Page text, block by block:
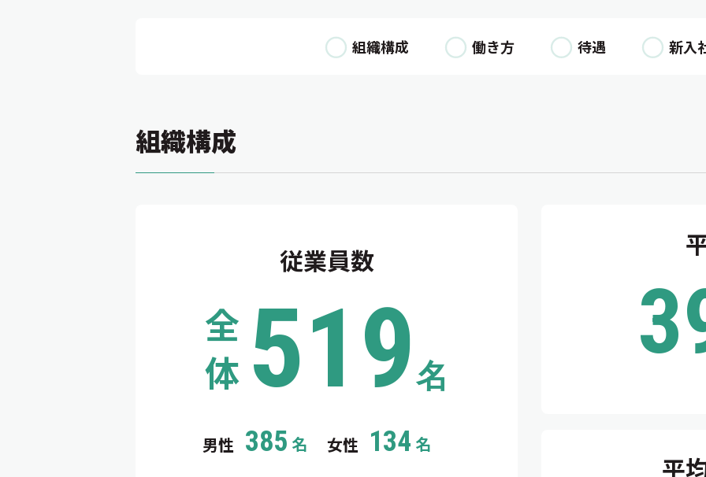
組織構成 働き方 待遇 新入
組織構成
従業員数
全
体 519名
男性 385 名 女性 134 名
平